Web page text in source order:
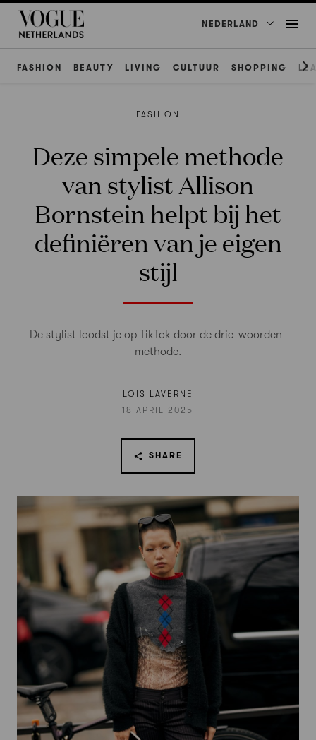
NEDERLAND
FASHION BEAUTY LIVING CULTUUR SHOPPING
FASHION
Deze simpele methode
van stylist Allison
Bornstein helpt bij het
definiëren van je eigen
stijl
De stylist loodst je op TikTok door de drie-woorden-
methode.
LOIS LAVERNE
18 APRIL 2025
SHARE